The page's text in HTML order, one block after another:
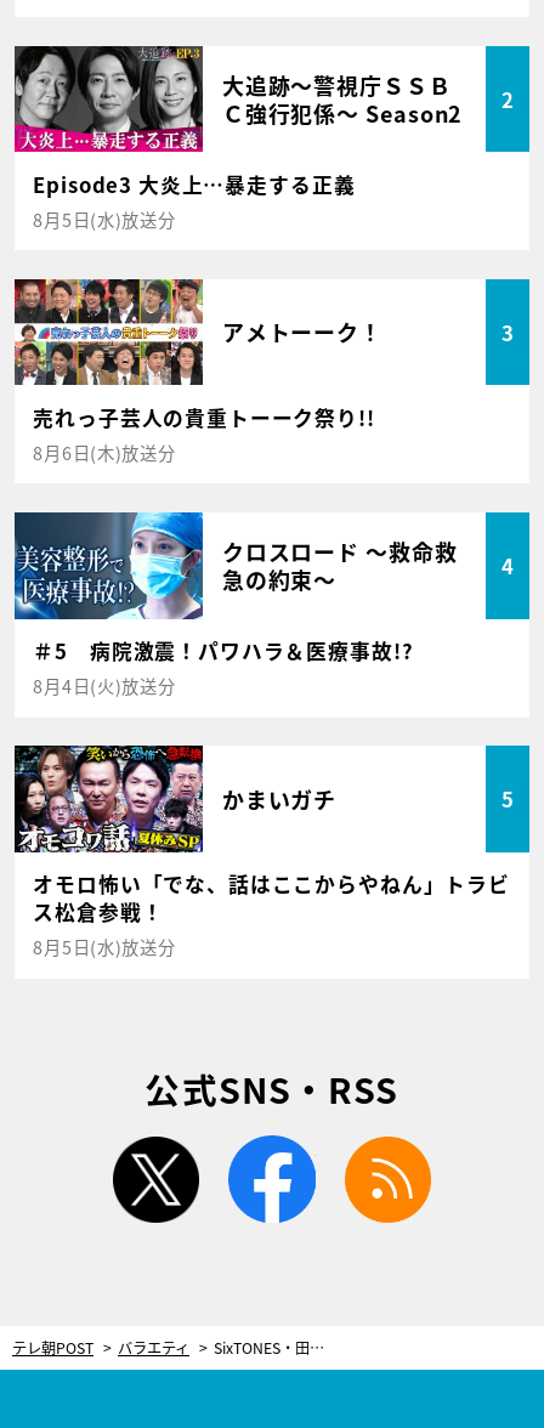
大追跡～警視庁ＳＳＢ
Ｃ強行犯係～ Season2
2
Episode3 大炎上…暴走する正義
8月5日(水)放送分
アメトーーク！ 3
売れっ子芸人の貴重トーーク祭り!!
8月6日(木)放送分
クロスロード ～救命救
急の約束～
4
＃5 病院激震！パワハラ＆医療事故!?
8月4日(火)放送分
かまいガチ 5
オモロ怖い「でな、話はここからやねん」トラビ
ス松倉参戦！
8月5日(水)放送分
公式SNS・RSS
twitter facebook
テレ朝POST バラエティ SixTONES・田中樹、ミニスカート陸上に3年連続参戦！が…猛烈ダメ出し受ける「最低！」